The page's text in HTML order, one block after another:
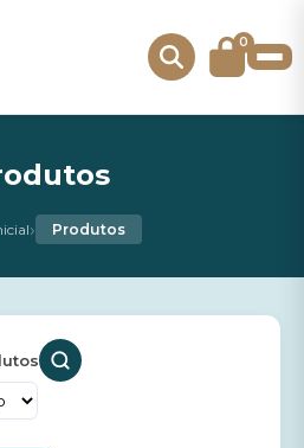
0
› Produtos